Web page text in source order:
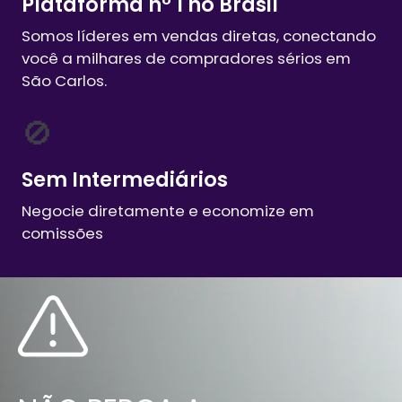
Somos líderes em vendas diretas, conectando
você a milhares de compradores sérios em
São Carlos.
🚫
Sem Intermediários
Negocie diretamente e economize em
comissões